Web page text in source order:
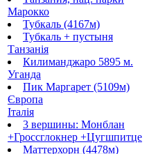
Марокко
Тубкаль (4167м)
Тубкаль + пустыня
Танзанія
Килиманджаро 5895 м.
Уганда
Пик Маргарет (5109м)
Європа
Італія
3 вершины: Монблан
+Гроссглокнер +Цугшпитце
Маттерхорн (4478м)